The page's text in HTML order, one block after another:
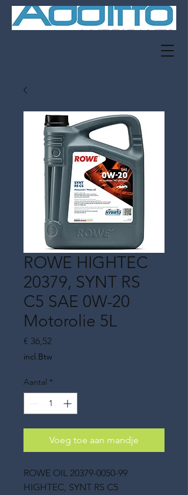
ROWE HIGHTEC
20379, SYNT RS
C5 SAE 0W-20
Motorolie 5L
€ 36,52Prijs
incl.Btw
Aantal *
Voeg toe aan mandje
ROWE OIL 20379-0050-99
HIGHTEC, SYNT RS C5